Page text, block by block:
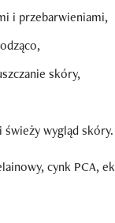
i przebarwieniami,
skóry,
wygląd skóry.
cynk PCA,